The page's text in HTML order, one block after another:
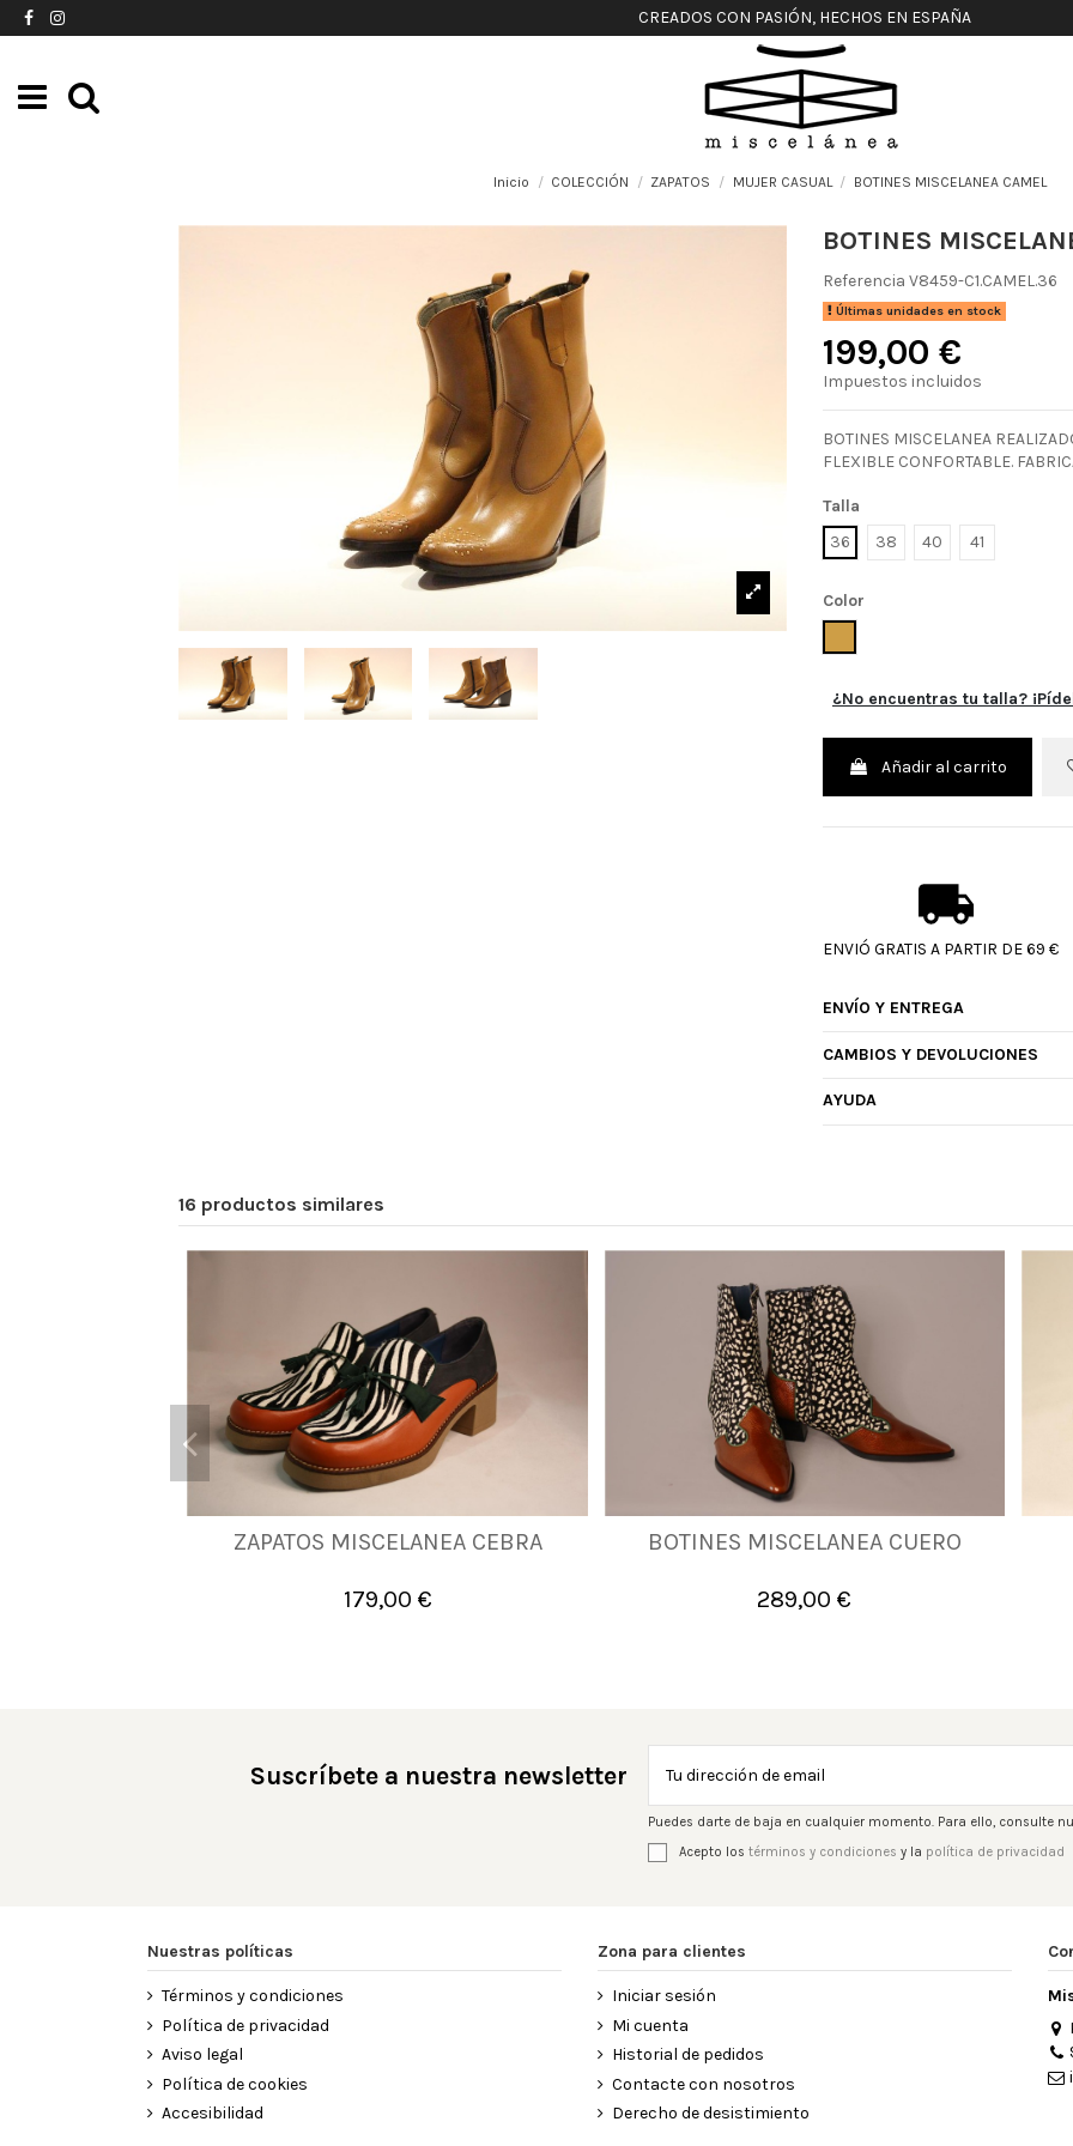
CREADOS CON PASIÓN, HECHOS EN ESPAÑA
Inicio COLECCIÓN ZAPATOS MUJER CASUAL BOTINES MISCELANEA CAMEL
BOTINES
Referencia V8459-C1.CAMEL.36
Últimas unidades en stock
199,00 €
Impuestos incluidos
BOTINES MISCELANEA
FLEXIBLE CONFORTABLE.
Talla
36
38 40 41
Color
¿No encuentras tu talla?
Añadir al carrito
ENVIÓ GRATIS A PARTIR DE 69 €
ENVÍO Y ENTREGA
CAMBIOS Y DEVOLUCIONES
AYUDA
16 productos similares
ZAPATOS MISCELANEA CEBRA
179,00 €
35 36 37 39 41
Añadir al carrito
BOTINES MISCELANEA CUERO
289,00 €
36 38 40 41 42
Añadir al carrito
Suscríbete a nuestra newsletter
Puedes darte de baja en cualquier momento. Para ello, consulte
Acepto los términos y condiciones y la política de privacidad
Nuestras políticas
Términos y condiciones
Política de privacidad
Aviso legal
Política de cookies
Accesibilidad
Zona para clientes
Iniciar sesión
Mi cuenta
Historial de pedidos
Contacte con nosotros
Derecho de desistimiento